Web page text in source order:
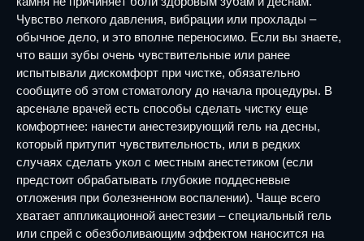
Чувство легкого давления, вибрации или прохлады –
обычное дело, и это вполне переносимо. Если вы знаете,
что ваши зубы очень чувствительные или ранее
испытывали дискомфорт при чистке, обязательно
сообщите об этом стоматологу до начала процедуры. В
арсенале врачей есть способы сделать чистку еще
комфортнее: нанести анестезирующий гель на десны,
который притупит чувствительность, или в редких
случаях сделать укол с местным анестетиком (если
предстоит обрабатывать глубокие поддесневые
отложения при болезненном воспалении). Чаще всего
хватает аппликационной анестезии – специальный гель
или спрей с обезболивающим эффектом наносится на